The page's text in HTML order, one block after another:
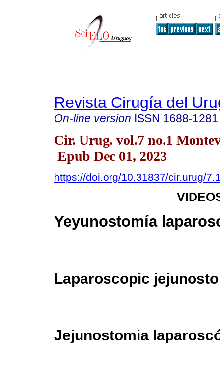
Revista Cirugía del
On-line version ISSN 1688-1281
Cir. Urug. vol.7 no.1
Epub Dec 01, 2023
https://doi.org/10.31837/cir.urug/
Yeyunostomía
Laparoscopic
Jejunostomia